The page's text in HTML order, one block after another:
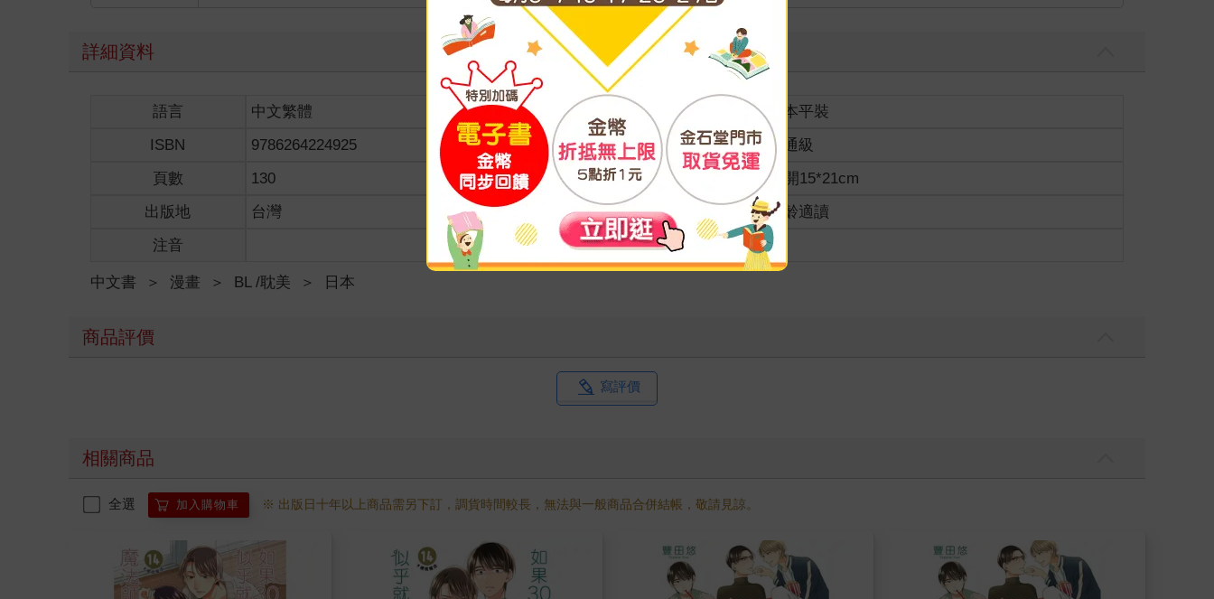
詳細資料
語言 中文繁體 裝訂
紙本平裝
ISBN
9786264224925 分級
普通級
頁數
130 商品規格
25開15*21cm
出版地
台灣 適讀年齡
全齡適讀
注音
級別
中文書 ＞ 漫畫 ＞ BL /耽美 ＞ 日本
商品評價
寫評價
相關商品
全選 加入購物車 ※ 出版日十年以上商品需另下訂，調貨時間較長，無法與一般商品合併結帳，敬請見諒。